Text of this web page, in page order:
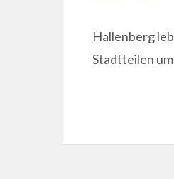
Hallenberg
Stadtteilen